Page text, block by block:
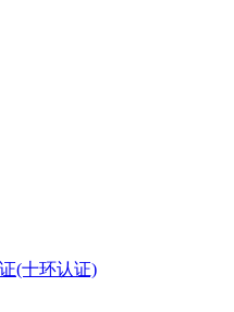
(十环认证)